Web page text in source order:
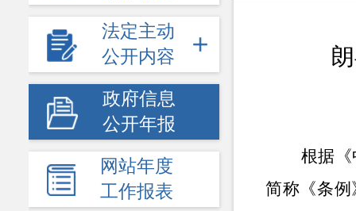
法定主动
公开内容
政府信息
公开年报
网站年度
工作报表
根据
简称《条